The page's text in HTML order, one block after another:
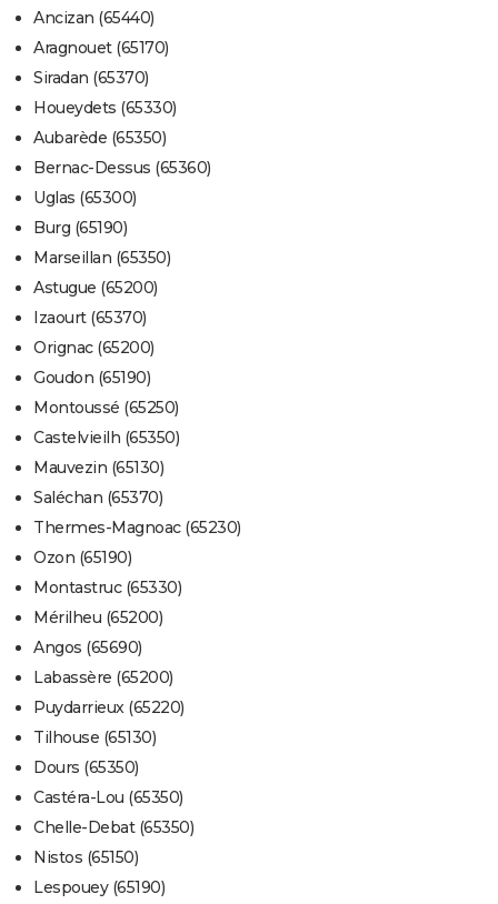
Ancizan (65440)
Aragnouet (65170)
Siradan (65370)
Houeydets (65330)
Aubarède (65350)
Bernac-Dessus (65360)
Uglas (65300)
Burg (65190)
Marseillan (65350)
Astugue (65200)
Izaourt (65370)
Orignac (65200)
Goudon (65190)
Montoussé (65250)
Castelvieilh (65350)
Mauvezin (65130)
Saléchan (65370)
Thermes-Magnoac (65230)
Ozon (65190)
Montastruc (65330)
Mérilheu (65200)
Angos (65690)
Labassère (65200)
Puydarrieux (65220)
Tilhouse (65130)
Dours (65350)
Castéra-Lou (65350)
Chelle-Debat (65350)
Nistos (65150)
Lespouey (65190)